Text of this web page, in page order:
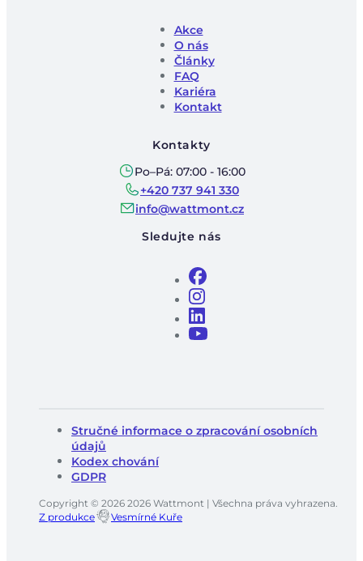
Akce
O nás
Články
FAQ
Kariéra
Kontakt
Kontakty
Po–Pá: 07:00 - 16:00
+420 737 941 330
info@wattmont.cz
Sledujte nás
Stručné informace o zpracování osobních
údajů
Kodex chování
GDPR
Copyright © 2026 2026 Wattmont | Všechna práva vyhrazena.
Z produkce
Vesmírné Kuře